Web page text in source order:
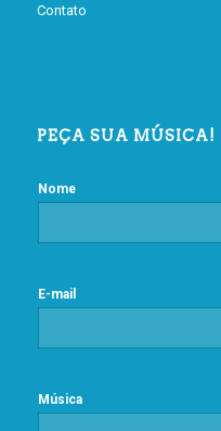
Contato
PEÇA SUA MÚSICA!
Nome
E-mail
Música